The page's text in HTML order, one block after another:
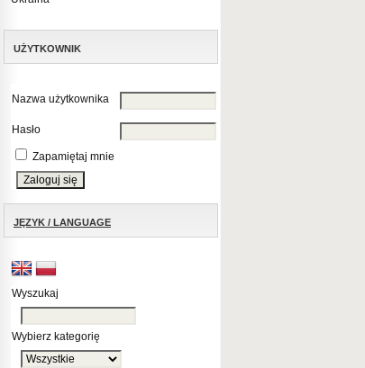
UŻYTKOWNIK
Nazwa użytkownika
Hasło
Zapamiętaj mnie
JĘZYK / LANGUAGE
Wyszukaj
Wybierz kategorię